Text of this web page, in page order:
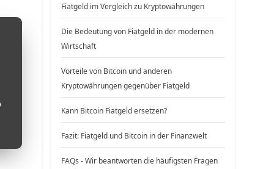
Fiatgeld im Vergleich zu Kryptowährungen
Die Bedeutung von Fiatgeld in der modernen
Wirtschaft
Vorteile von Bitcoin und anderen
Kryptowährungen gegenüber Fiatgeld
Kann Bitcoin Fiatgeld ersetzen?
Fazit: Fiatgeld und Bitcoin in der Finanzwelt
FAQs - Wir beantworten die häufigsten Fragen